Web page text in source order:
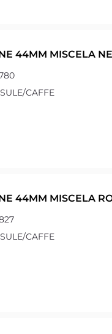
44MM MISCELA
CAFFE
44MM MISCELA
CAFFE